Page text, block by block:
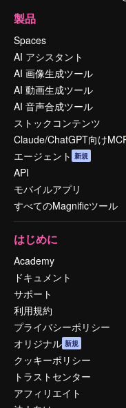
製品
Spaces
AI アシスタント
AI 画像生成ツール
AI 動画生成ツール
AI 音声合成ツール
ストックコンテンツ
Claude/ChatGPT向け
エージェント 新規
API
モバイルアプリ
すべてのMagnificツール
はじめに
Academy
ドキュメント
サポート
利用規約
プライバシーポリシー
オリジナル 新規
クッキーポリシー
トラストセンター
アフィリエイト